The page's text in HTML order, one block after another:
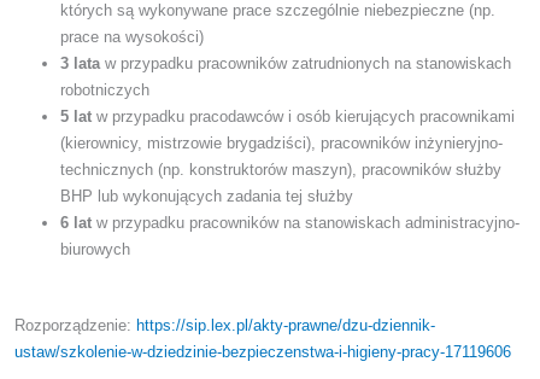
których są wykonywane prace szczególnie niebezpieczne (np.
prace na wysokości)
3 lataw przypadku pracowników zatrudnionych na stanowiskach
robotniczych
5 latw przypadku pracodawców i osób kierujących pracownikami
(kierownicy, mistrzowie brygadziści), pracowników inżynieryjno-
technicznych (np. konstruktorów maszyn), pracowników służby
BHP lub wykonujących zadania tej służby
6 lat w przypadku pracowników na stanowiskach administracyjno-
biurowych
Rozporządzenie: https://sip.lex.pl/akty-prawne/dzu-dziennik-
ustaw/szkolenie-w-dziedzinie-bezpieczenstwa-i-higieny-pracy-17119606